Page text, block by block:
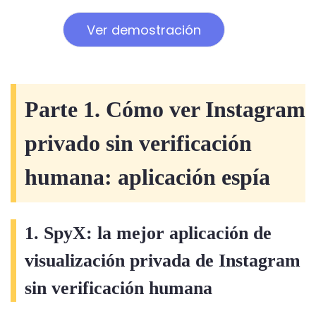
Ver demostración
Parte 1. Cómo ver Instagram
privado sin verificación
humana: aplicación espía
1. SpyX: la mejor aplicación de
visualización privada de Instagram
sin verificación humana